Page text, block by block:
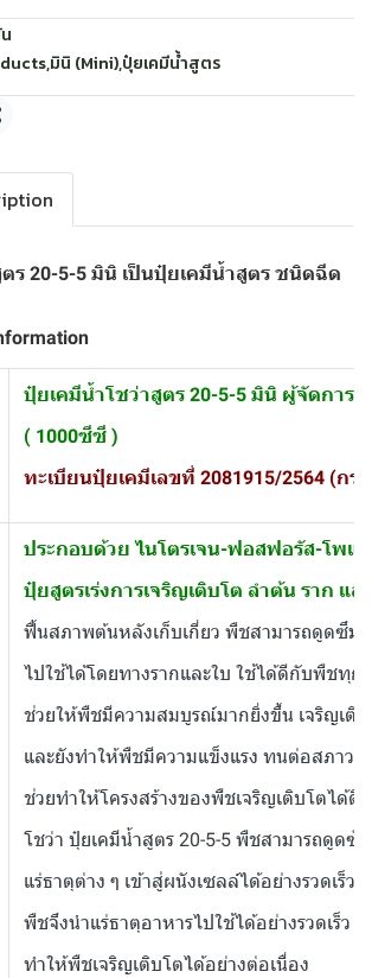
,มินิ (Mini),ปุ๋ยเคมีน้ำสูตร
ร 20-5-5 มินิ เป็นปุ๋ยเคมีน้ำสูตร ชนิดฉีด
ปุ๋ยเคมีน้ำโชว่าสูตร 20-5-5 มินิ ผู้จัดกา
( 1000ซีซี )
ทะเบียนปุ๋ยเคมีเลขที่ 2081915/2564 (กร
ประกอบด้วย ไนโตรเจน-ฟอสฟอรัส-โพแ
ปุ๋ยสูตรเร่งการเจริญเติบโต ลำต้น ราก แล
ฟื้นสภาพต้นหลังเก็บเกี่ยว พืชสามารถดูดซึม
ไปใช้ได้โดยทางรากและใบ ใช้ได้ดีกับพืชทุก
ช่วยให้พืชมีความสมบูรณ์มากยิ่งขึ้น เจริญเติบ
และยังทำให้พืชมีความแข็งแรง ทนต่อสภาวะ
ช่วยทำให้โครงสร้างของพืชเจริญเติบโตได้ดี
โชว่า ปุ๋ยเคมีน้ำสูตร 20-5-5 พืชสามารถดูดซั
แร่ธาตุต่าง ๆ เข้าสู่ผนังเซลล์ได้อย่างรวดเร็ว
พืชจึงนำแร่ธาตุอาหารไปใช้ได้อย่างรวดเร็ว
ทำให้พืชเจริญเติบโตได้อย่างต่อเนื่อง